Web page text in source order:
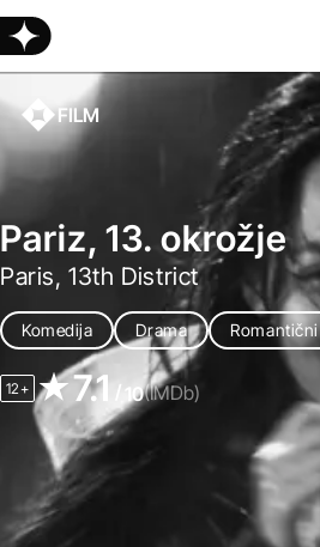
FILM
Pariz, 13. okrožje
Paris, 13th District
Komedija Drama Romantični
12+ 7.1 / 10(IMDb)